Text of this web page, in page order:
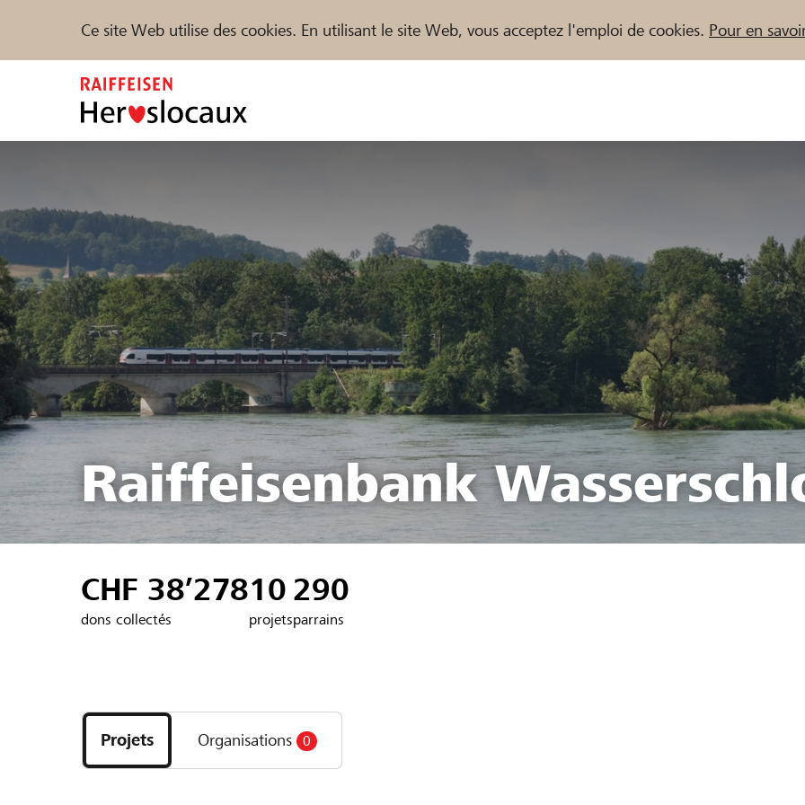
Ce site Web utilise des cookies. En utilisant le site Web, vous acceptez l'emploi de cookies. Pour en
Trouvez des projets et des organisations
DE FR IT
Raiffeisenbank
CHF 38’278
dons collectés
10
projets
290
parrains
les
projets
et
Projets Organisations 0